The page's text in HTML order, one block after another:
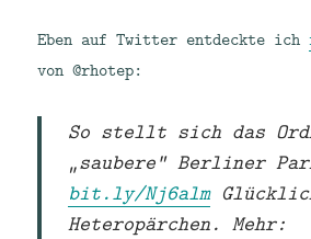
Eben auf Twitter entdeckte ich
von @rhotep:
So stellt sich das
„saubere“ Berliner
bit.ly/Nj6alm
Heteropärchen. Mehr: